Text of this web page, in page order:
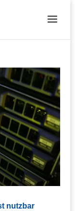
nutzbar